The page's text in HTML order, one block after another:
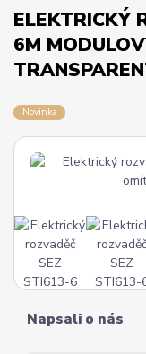
ELEKTRICKÝ
6M
Novinka
Napsali o nás